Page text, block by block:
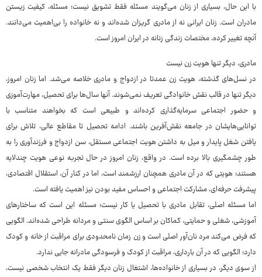
با این حال، بسیاری از زنان می‌گویند مسئله فقط تشویق نیست؛ مسئله، کیفیت زیستن
مادران است. زنان ایرانی نه از مادری گریزان شده‌اند و نه خانواده را بی‌اهمیت می‌دانند.
آنچه تغییر کرده، مختصات زندگی زنانه در ایران امروز است.
مادری، دیگر تنها هویت زن نیست
در نسل‌های گذشته، هویت زن عمدتا در ازدواج و مادری خلاصه می‌شد. اما زنان امروز،
دیگر تنها در قالب نقش خانوادگی تعریف نمی‌شوند. آنها سال‌ها برای تحصیل، مهارت‌آموزی
و حضور اجتماعی سرمایه‌گذاری کرده‌اند و طبیعی است که بخواهند متناسب با
توانایی‌هایشان در جامعه نقش‌آفرین باشند. ادامه تحصیل تا مقاطع عالی، تلاش برای
یافتن شغل پایدار و میل به داشتن هویت اجتماعی مستقل، سن ازدواج و فرزندآوری را به
طور چشمگیری بالا برده است. در واقع، زنان امروز در حال تجربه نوعی هویت چندلایه
هستند؛ هویتی که در آن مادری همچنان ارزشمند است، اما در کنار آن، استقلال اقتصادی،
پیشرفت حرفه‌ای، مشارکت اجتماعی و احساس مفید بودن نیز اهمیت یافته است.
اما مسئله اصلی، تقابل مادری با تحصیل یا کار نیست؛ مسئله این است که ساختارهای
آموزشی، شغلی و حمایتی، کماکان بر اساس الگوی سنتی و مردانه طراحی شده‌اند. الگویی
که فرض می‌کند مرد نان‌آور اصلی است و زن زمان نامحدودی برای مراقبت از خانه و کودک
دارد؛ الگویی که در آن بارداری، مراقبت از کودک و فرسودگی مادرانه جایی ندارد.
از سوی دیگر، در بسیاری از خانواده‌ها، اشتغال زنان دیگر فقط یک انتخاب شخصی نیست،